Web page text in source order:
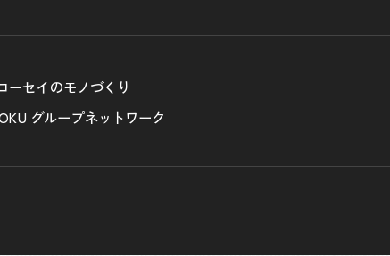
ーセイのモノづくり
グループネットワーク